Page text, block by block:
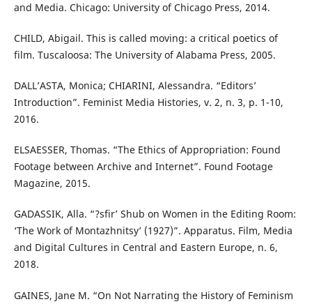
and Media. Chicago: University of Chicago Press, 2014.
CHILD, Abigail. This is called moving: a critical poetics of
film. Tuscaloosa: The University of Alabama Press, 2005.
DALL’ASTA, Monica; CHIARINI, Alessandra. “Editors’
Introduction”. Feminist Media Histories, v. 2, n. 3, p. 1-10,
2016.
ELSAESSER, Thomas. “The Ethics of Appropriation: Found
Footage between Archive and Internet”. Found Footage
Magazine, 2015.
GADASSIK, Alla. “?sfir’ Shub on Women in the Editing Room:
‘The Work of Montazhnitsy’ (1927)”. Apparatus. Film, Media
and Digital Cultures in Central and Eastern Europe, n. 6,
2018.
GAINES, Jane M. “On Not Narrating the History of Feminism